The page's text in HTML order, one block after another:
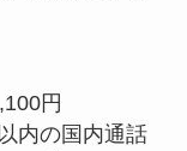
円
内の国内通話